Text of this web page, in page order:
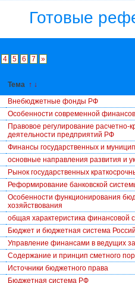
Готовые
4 5 6 7 »
Тема ↑ ↓
Внебюджетные фонды РФ
Особенности современной
Правовое регулирование расчетно-
деятельности предприятий РФ
Финансы государственных и
основные направления развития и
Рынок государственных
Реформирование банковской
Особенности функционирования
хозяйствования
общая характеристика финансовой
Бюджет и бюджетная система
Управление финансами в ведущих
Содержание и принцип сметного
Источники бюджетного права
Бюджетная система РФ